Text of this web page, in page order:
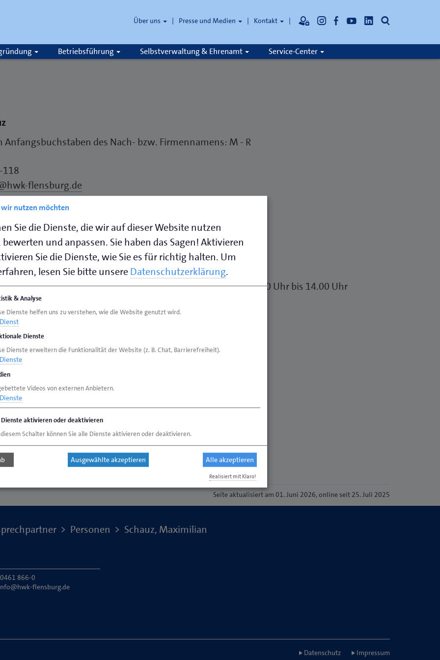
Über uns Presse und Medien Kontakt
Betriebsführung Selbstverwaltung & Ehrenamt Service-Center
des Nach- bzw. Firmennamens: M - R
118
flensburg.de
Flensburg
1-7
Uhr bis 12.30 Uhr und von 13.00 Uhr bis 16.30 Uhr Fr. von 7.30 Uhr bis 14.00 Uhr
(.vcf)
in der Handwerksrolle
Seiteaktualisiert am 01. Juni 2026, online seit 25. Juli 2025
Personen Schauz, Maximilian
866-0
flensburg.de
Datenschutz Impressum
nutzen möchten
Sie die Dienste, die wir auf dieser Website nutzen
und anpassen. Sie haben das Sagen! Aktivieren
Sie die Dienste, wie Sie es für richtig halten. Um
lesen Sie bitte unsereDatenschutzerklärung.
& Analyse
Dienste helfen uns zu verstehen, wie die Website genutzt wird.
Dienst
Dienste
Dienste erweitern die Funktionalität der Website (z. B. Chat, Barrierefreiheit).
Dienste
Videos von externen Anbietern.
Dienste
Dienste aktivieren oder deaktivieren
Schalter können Sie alle Dienste aktivieren oder deaktivieren.
Ausgewählte akzeptieren Alle akzeptieren
Realisiert mit Klaro!